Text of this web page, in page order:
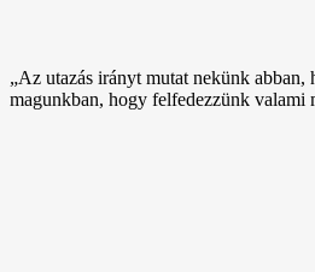
„Az utazás irányt mutat nekünk
magunkban, hogy felfedezzünk valami